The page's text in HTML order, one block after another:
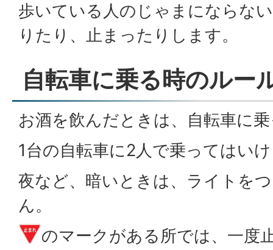
歩いている人のじゃまにならな
りたり、止まったりします。
自転車に乗る時のルー
お酒を飲んだときは、自転車に
1台の自転車に2人で乗ってはい
夜など、暗いときは、ライトを
ん。
のマークがある所では、一度